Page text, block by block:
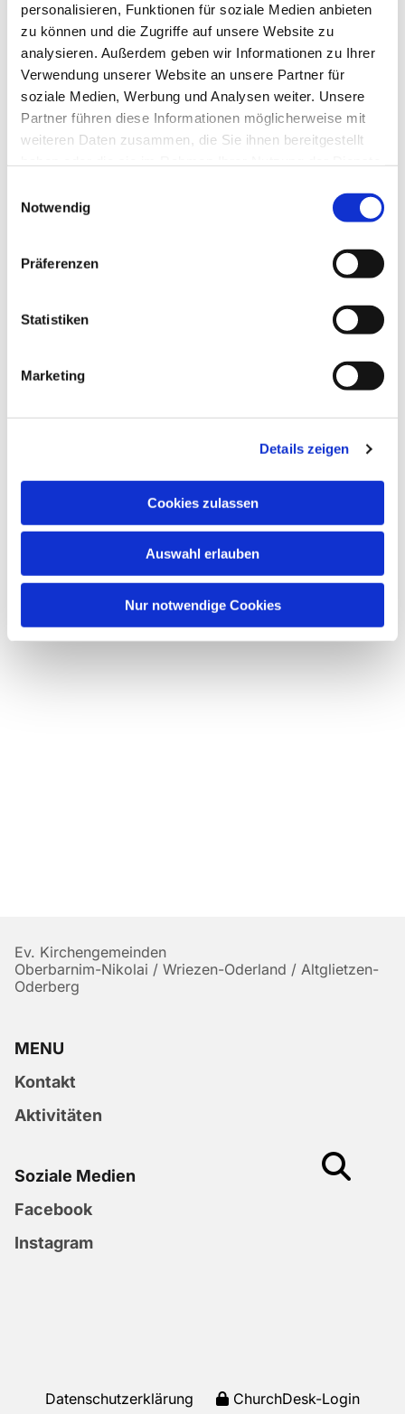
personalisieren, Funktionen für soziale Medien anbieten
zu können und die Zugriffe auf unsere Website zu
analysieren. Außerdem geben wir Informationen zu Ihrer
Verwendung unserer Website an unsere Partner für
soziale Medien, Werbung und Analysen weiter. Unsere
Partner führen diese Informationen möglicherweise mit
weiteren Daten zusammen, die Sie ihnen bereitgestellt
Notwendig
Präferenzen
Statistiken
Marketing
Details zeigen
Cookies zulassen
Auswahl erlauben
Nur notwendige Cookies
Ev. Kirchengemeinden
Oberbarnim-Nikolai / Wriezen-Oderland / Altglietzen-
Oderberg
MENU
Kontakt
Aktivitäten
Soziale Medien
Facebook
Instagram
Datenschutzerklärung ChurchDesk-Login